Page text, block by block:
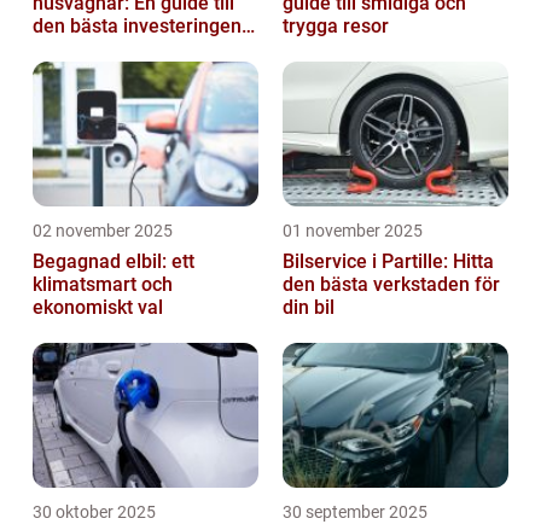
den bästa investeringen
trygga resor
02 november 2025
Begagnad elbil: ett
klimatsmart och
ekonomiskt val
01 november 2025
Bilservice i Partille: Hitta
den bästa verkstaden för
din bil
30 oktober 2025 30 september 2025